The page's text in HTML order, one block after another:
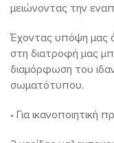
μειώνοντας την
Έχοντας υπόψη μας
στη διατροφή μας
διαμόρφωση του
σωματότυπου.
• Για